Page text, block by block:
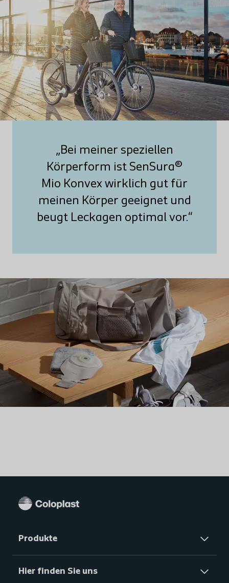
„Bei meiner speziellen
Körperform ist SenSura®
Mio Konvex wirklich gut für
meinen Körper geeignet und
beugt Leckagen optimal vor.“
Produkte
Hier finden Sie uns